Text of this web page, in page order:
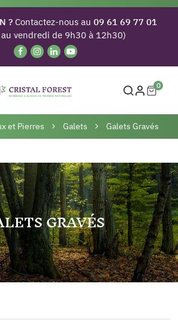
? Contactez-nous au 09 61 69 77 01
vendredi de 9h30 à 12h30)
0
et Pierres Galets Galets Gravés
GRAVÉS